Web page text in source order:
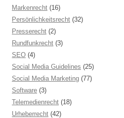
Markenrecht (16)
Persönlichkeitsrecht (32)
Presserecht (2)
Rundfunkrecht (3)
SEO (4)
Social Media Guidelines (25)
Social Media Marketing (77)
Software (3)
Telemedienrecht (18)
Urheberrecht (42)